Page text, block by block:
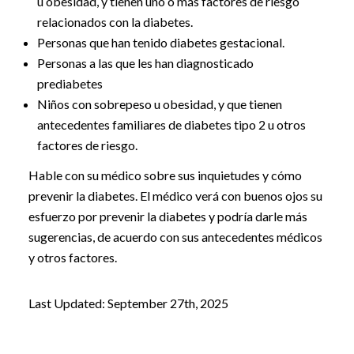
relacionados con la diabetes.
Personas que han tenido diabetes gestacional.
Personas a las que les han diagnosticado
prediabetes
Niños con sobrepeso u obesidad, y que tienen
antecedentes familiares de diabetes tipo 2 u otros
factores de riesgo.
Hable con su médico sobre sus inquietudes y cómo
prevenir la diabetes. El médico verá con buenos ojos su
esfuerzo por prevenir la diabetes y podría darle más
sugerencias, de acuerdo con sus antecedentes médicos
y otros factores.
Last Updated: September 27th, 2025